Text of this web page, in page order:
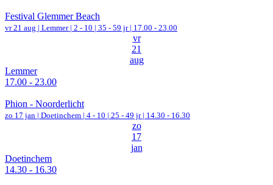
Festival Glemmer Beach
vr 21 aug | Lemmer | 2 - 10 | 35 - 59 jr | 17.00 - 23.00
vr
21
aug
Lemmer
17.00 - 23.00
Phion - Noorderlicht
zo 17 jan | Doetinchem | 4 - 10 | 25 - 49 jr | 14.30 - 16.30
zo
17
jan
Doetinchem
14.30 - 16.30